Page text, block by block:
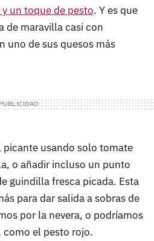
un toque de pesto. Y es que
de maravilla casi con
uno de sus quesos más
picante usando solo tomate
o añadir incluso un punto
guindilla fresca picada. Esta
para dar salida a sobras de
por la nevera, o podríamos
como el pesto rojo.